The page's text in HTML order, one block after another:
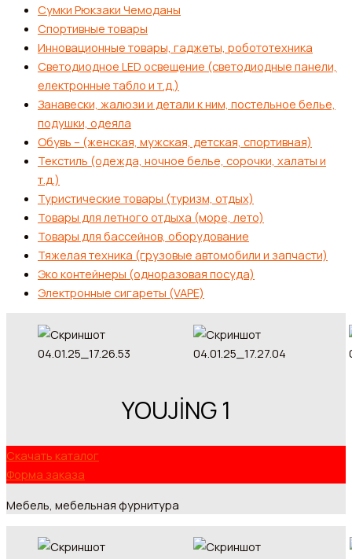
Сумки Рюкзаки Чемоданы
Спортивные товары
Инновационные товары, гаджеты, робототехника
Светодиодное LED освещение (светодиодные панели,
електронные табло и т.д.)
Занавески, жалюзи и детали к ним, постельное белье,
подушки, одеяла
Обувь – (женская, мужская, детская, спортивная)
Текстиль (одежда, ночное белье, сорочки, халаты и
т.д.)
Туристические товары (туризм, отдых)
Товары для летного отдыха (море, лето)
Товары для бассейнов, оборудование
Тяжелая техника (грузовые автомобили и запчасти)
Эко контейнеры (одноразовая посуда)
Электронные сигареты (VAPE)
YOUJİNG 1
Скачать каталог
Форма заказа
Мебель, мебельная фурнитура